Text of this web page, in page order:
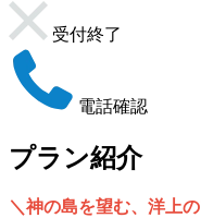
受付終了
電話確認
プラン紹介
＼神の島を望む、洋上